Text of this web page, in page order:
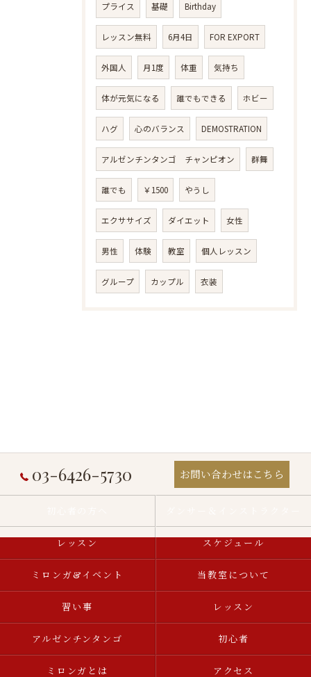
プライス 基礎 Birthday
レッスン無料 6月4日 FOR EXPORT
外国人 月1度 体重 気持ち
体が元気になる 誰でもできる ホビー
ハグ 心のバランス DEMOSTRATION
アルゼンチンタンゴ チャンピオン 群舞
誰でも ￥1500 やうし
エクササイズ ダイエット 女性
男性 体験 教室 個人レッスン
グループ カップル 衣装
03-6426-5730 お問い合わせはこちら
レッスン スケジュール
ミロンガ&イベント 当教室について
習い事 レッスン
アルゼンチンタンゴ 初心者
ミロンガとは アクセス